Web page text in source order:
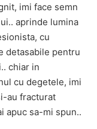
imi face semn
aprinde lumina
cu
detasabile pentru
chiar in
cu degetele, imi
au fracturat
apuc sa-mi spun..